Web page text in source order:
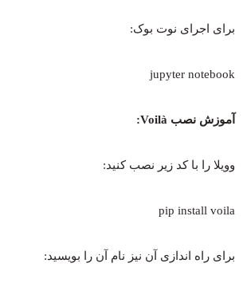
برای اجرای نوت بوک:
jupyter notebook
آموزش نصب
وویلا را با کد زیر نصب کنید:
pip install voila
برای راه اندازی آن نیز نام آن را بویسید: